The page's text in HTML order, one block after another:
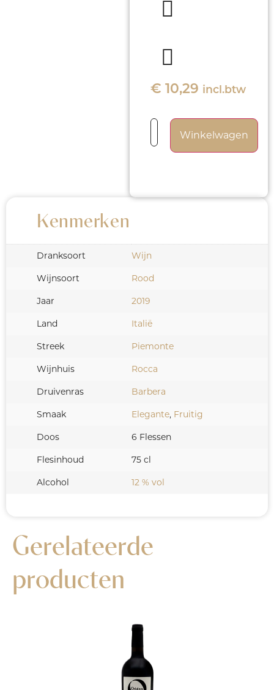
€ 10,29 incl.btw
Winkelwagen
Kenmerken
Dranksoort Wijn
Wijnsoort Rood
Jaar 2019
Land Italië
Streek Piemonte
Wijnhuis Rocca
Druivenras Barbera
Smaak Elegante, Fruitig
Doos 6 Flessen
Flesinhoud 75 cl
Alcohol 12 % vol
Gerelateerde
producten